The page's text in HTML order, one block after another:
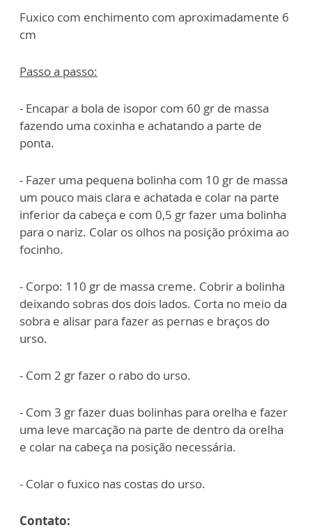
Fuxico com enchimento com aproximadamente 6
cm
Passo a passo:
- Encapar a bola de isopor com 60 gr de massa
fazendo uma coxinha e achatando a parte de
ponta.
- Fazer uma pequena bolinha com 10 gr de massa
um pouco mais clara e achatada e colar na parte
inferior da cabeça e com 0,5 gr fazer uma bolinha
para o nariz. Colar os olhos na posição próxima ao
focinho.
- Corpo: 110 gr de massa creme. Cobrir a bolinha
deixando sobras dos dois lados. Corta no meio da
sobra e alisar para fazer as pernas e braços do
urso.
- Com 2 gr fazer o rabo do urso.
- Com 3 gr fazer duas bolinhas para orelha e fazer
uma leve marcação na parte de dentro da orelha
e colar na cabeça na posição necessária.
- Colar o fuxico nas costas do urso.
Contato: